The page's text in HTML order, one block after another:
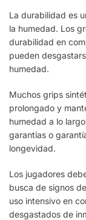
La durabilidad es
la humedad. Los
durabilidad en
pueden
humedad.
Muchos grips
prolongado y
humedad a lo
garantías o
longevidad.
Los jugadores
busca de signos
uso intensivo en
desgastados de